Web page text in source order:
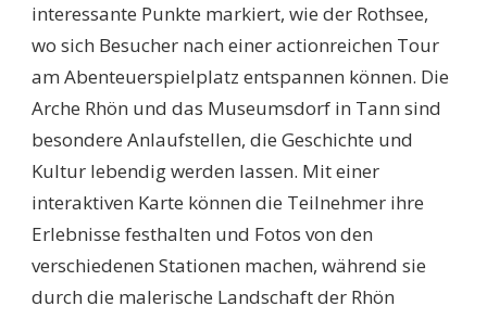
interessante Punkte markiert, wie der Rothsee,
wo sich Besucher nach einer actionreichen Tour
am Abenteuerspielplatz entspannen können. Die
Arche Rhön und das Museumsdorf in Tann sind
besondere Anlaufstellen, die Geschichte und
Kultur lebendig werden lassen. Mit einer
interaktiven Karte können die Teilnehmer ihre
Erlebnisse festhalten und Fotos von den
verschiedenen Stationen machen, während sie
durch die malerische Landschaft der Rhön